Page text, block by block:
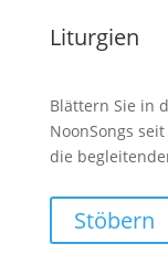
Liturgien
Blättern Sie in
NoonSongs
die
Stöbern